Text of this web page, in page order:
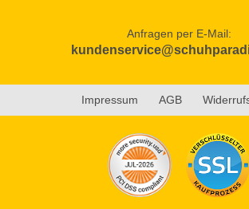
Anfragen per E-Mail:
Impressum AGB